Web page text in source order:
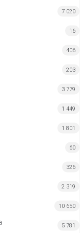
7 020
16
406
203
3 779
1 449
1 801
60
326
2 319
10 650
5 781